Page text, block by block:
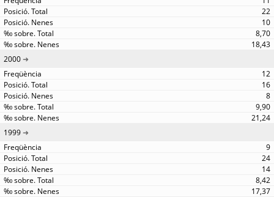
22
10
8,70
18,43
2000
12
16
8
9,90
21,24
1999
9
24
14
8,42
17,37